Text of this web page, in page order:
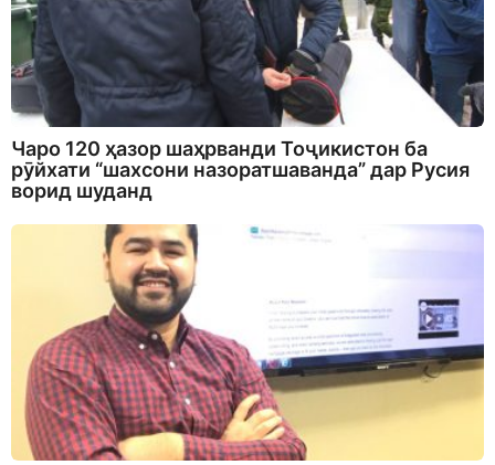
Чаро 120 ҳазор шаҳрванди Тоҷикистон ба
рӯйхати “шахсони назоратшаванда” дар Русия
ворид шуданд